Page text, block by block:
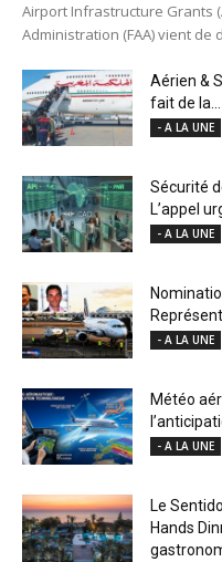
Airport Infrastructure Grants
Administration (FAA) vient de
Aérien &
fait de la...
- A LA UNE
Sécurité
L’appel
- A LA UNE
- A LA UNE
Météo
- A LA UNE
Le
Hands